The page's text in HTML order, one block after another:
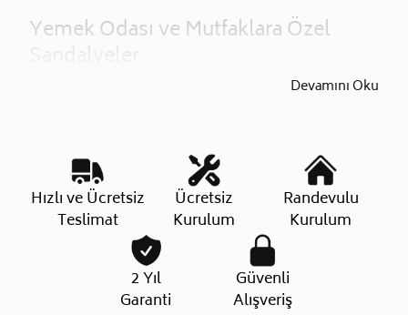
Yemek Odası ve Mutfaklara Özel
Devamını Oku
Hızlı ve Ücretsiz
Teslimat
Ücretsiz
Kurulum
Randevulu
Kurulum
2 Yıl
Garanti
Güvenli
Alışveriş